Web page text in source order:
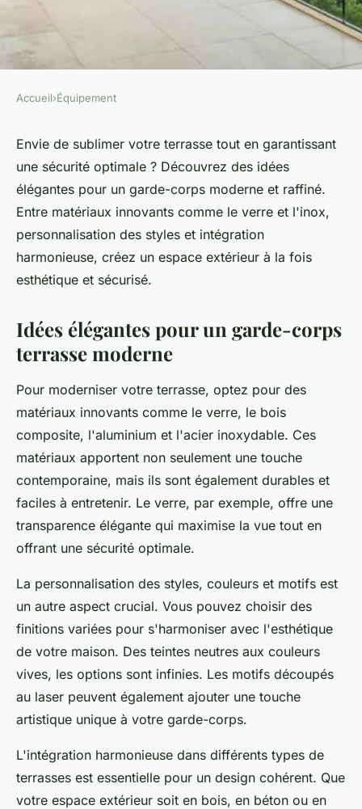
ÉQUIPEMENT
Idées élégantes pour un
garde-corps terrasse moderne
Anna• 6 juillet 2024•3 min de lecture
Accueil›Équipement
Envie de sublimer votre terrasse tout en garantissant
une sécurité optimale ? Découvrez des idées
élégantes pour un garde-corps moderne et raffiné.
Entre matériaux innovants comme le verre et l'inox,
personnalisation des styles et intégration
harmonieuse, créez un espace extérieur à la fois
esthétique et sécurisé.
Idées élégantes pour un garde-corps
terrasse moderne
Pour moderniser votre terrasse, optez pour des
matériaux innovants comme le verre, le bois
composite, l'aluminium et l'acier inoxydable. Ces
matériaux apportent non seulement une touche
contemporaine, mais ils sont également durables et
faciles à entretenir. Le verre, par exemple, offre une
transparence élégante qui maximise la vue tout en
offrant une sécurité optimale.
La personnalisation des styles, couleurs et motifs est
un autre aspect crucial. Vous pouvez choisir des
finitions variées pour s'harmoniser avec l'esthétique
de votre maison. Des teintes neutres aux couleurs
vives, les options sont infinies. Les motifs découpés
au laser peuvent également ajouter une touche
artistique unique à votre garde-corps.
L'intégration harmonieuse dans différents types de
terrasses est essentielle pour un design cohérent. Que
votre espace extérieur soit en bois, en béton ou en